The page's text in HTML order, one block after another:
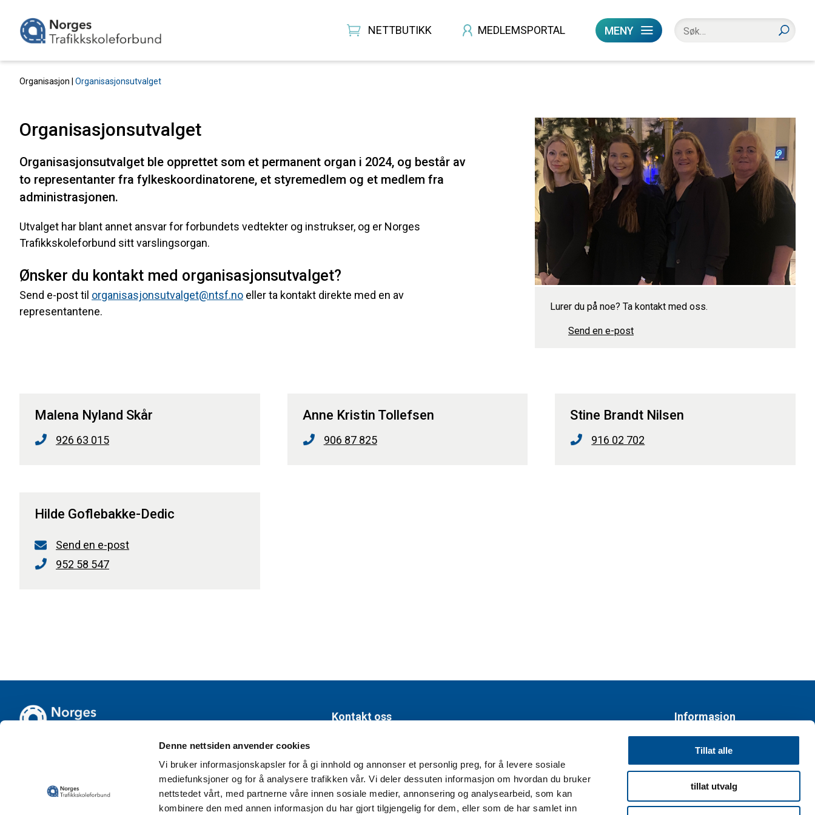
Denne nettsiden anvender cookies
Vi bruker informasjonskapsler for å gi innhold og annonser et personlig preg, for å levere sosiale
mediefunksjoner og for å analysere trafikken vår. Vi deler dessuten informasjon om hvordan du bruker
nettstedet vårt, med partnerne våre innen sosiale medier, annonsering og analysearbeid, som kan
kombinere den med annen informasjon du har gjort tilgjengelig for dem, eller som de har samlet inn
Tillat alle
tillat utvalg
MENY
NETTBUTIKK MEDLEMSPORTAL
Organisasjon | Organisasjonsutvalget
Organisasjonsutvalget
Organisasjonsutvalget ble opprettet som et permanent organ i 2024, og består av
to representanter fra fylkeskoordinatorene, et styremedlem og et medlem fra
administrasjonen.
Utvalget har blant annet ansvar for forbundets vedtekter og instrukser, og er Norges
Trafikkskoleforbund sitt varslingsorgan.
Ønsker du kontakt med organisasjonsutvalget?
Send e-post til organisasjonsutvalget@ntsf.no eller ta kontakt direkte med en av
representantene.
Lurer du på noe? Ta kontakt med oss.
Send en e-post
Malena Nyland Skår
926 63 015
Anne Kristin Tollefsen
906 87 825
Stine Brandt Nilsen
916 02 702
Hilde Goflebakke-Dedic
Send en e-post
952 58 547
Kontakt oss
Leif Tronstads plass 6,
1337 Sandvika
Informasjon
Vi bruker cookies
Kjøpsvilkår